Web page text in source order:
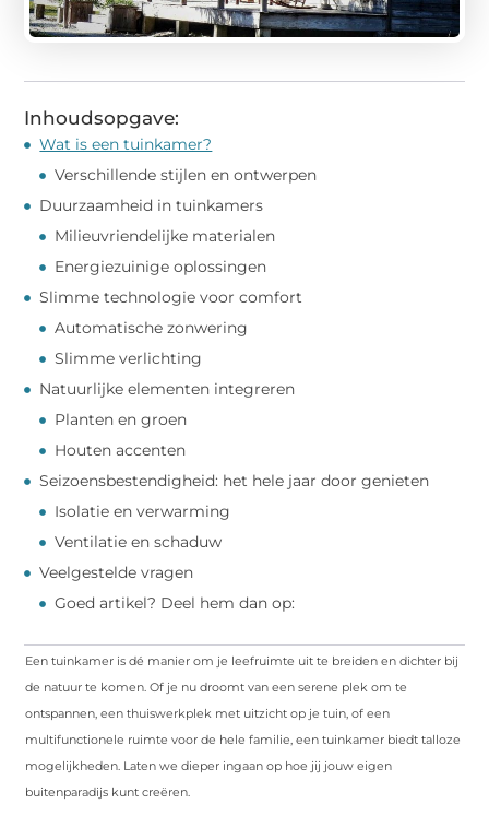
Inhoudsopgave:
Wat is een tuinkamer?
Verschillende stijlen en ontwerpen
Duurzaamheid in tuinkamers
Milieuvriendelijke materialen
Energiezuinige oplossingen
Slimme technologie voor comfort
Automatische zonwering
Slimme verlichting
Natuurlijke elementen integreren
Planten en groen
Houten accenten
Seizoensbestendigheid: het hele jaar door genieten
Isolatie en verwarming
Ventilatie en schaduw
Veelgestelde vragen
Goed artikel? Deel hem dan op:
Een tuinkamer is dé manier om je leefruimte uit te breiden en dichter bij
de natuur te komen. Of je nu droomt van een serene plek om te
ontspannen, een thuiswerkplek met uitzicht op je tuin, of een
multifunctionele ruimte voor de hele familie, een tuinkamer biedt talloze
mogelijkheden. Laten we dieper ingaan op hoe jij jouw eigen
buitenparadijs kunt creëren.